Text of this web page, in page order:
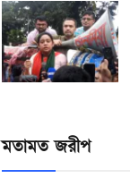
মতামত জরীপ